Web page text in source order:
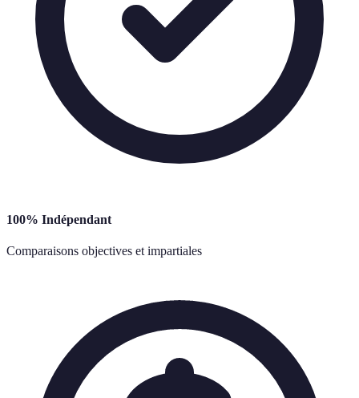
100% Indépendant
Comparaisons objectives et impartiales